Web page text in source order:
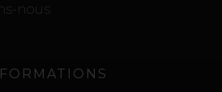
nous